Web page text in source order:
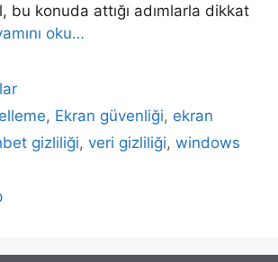
bu konuda attığı adımlarla dikkat
oku…
, Ekran güvenliği, ekran
gizliliği, veri gizliliği, windows